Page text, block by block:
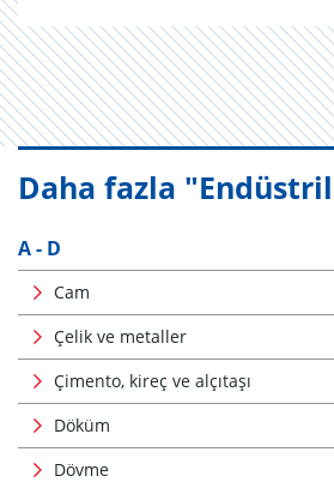
Daha fazla
A - D
Cam
Çelik ve metaller
Çimento, kireç ve alçıtaşı
Döküm
Dövme